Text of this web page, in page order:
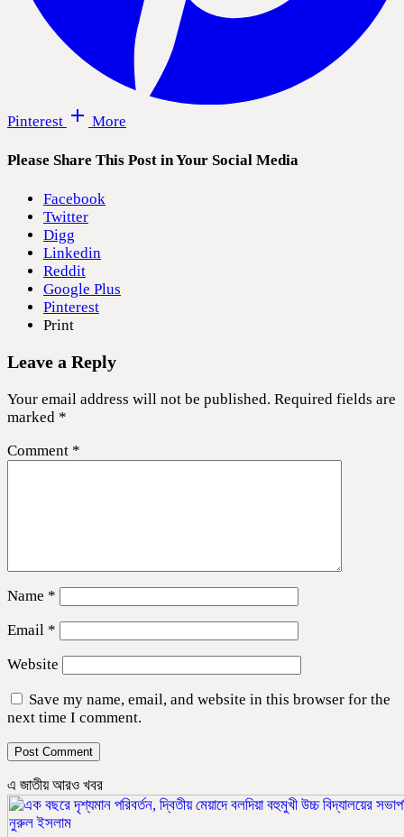
Pinterest More
Please Share This Post in Your Social Media
Facebook
Twitter
Digg
Linkedin
Reddit
Google Plus
Pinterest
Print
Leave a Reply
Your email address will not be published. Required fields are
marked *
Comment *
Name *
Email *
Website
Save my name, email, and website in this browser for the
next time I comment.
এ জাতীয় আরও খবর